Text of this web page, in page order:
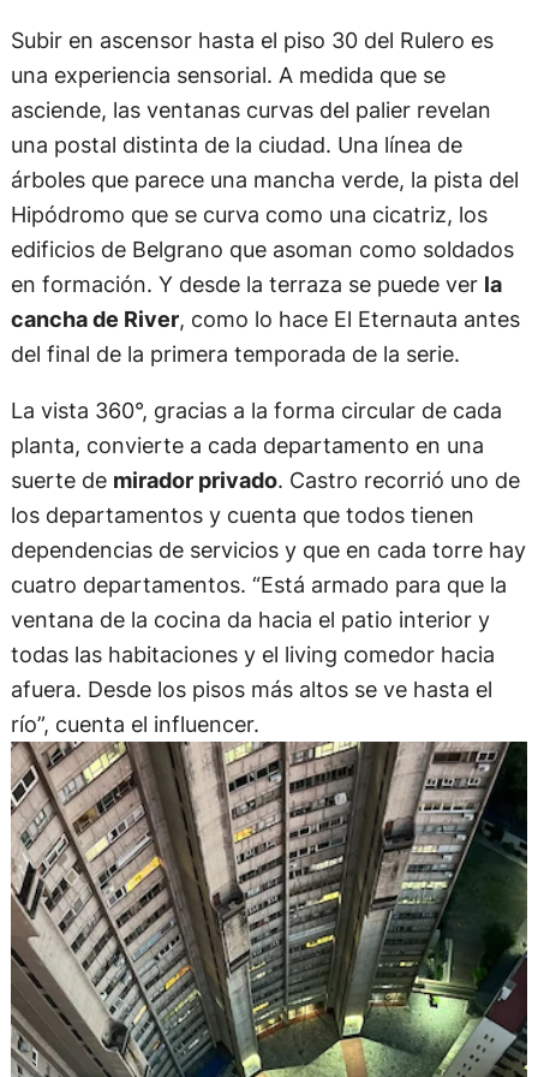
Subir en ascensor hasta el piso 30 del Rulero es
una experiencia sensorial. A medida que se
asciende, las ventanas curvas del palier revelan
una postal distinta de la ciudad. Una línea de
árboles que parece una mancha verde, la pista del
Hipódromo que se curva como una cicatriz, los
edificios de Belgrano que asoman como soldados
en formación. Y desde la terraza se puede ver la
cancha de River, como lo hace El Eternauta antes
del final de la primera temporada de la serie.
La vista 360°, gracias a la forma circular de cada
planta, convierte a cada departamento en una
suerte de mirador privado. Castro recorrió uno de
los departamentos y cuenta que todos tienen
dependencias de servicios y que en cada torre hay
cuatro departamentos. “Está armado para que la
ventana de la cocina da hacia el patio interior y
todas las habitaciones y el living comedor hacia
afuera. Desde los pisos más altos se ve hasta el
río”, cuenta el influencer.